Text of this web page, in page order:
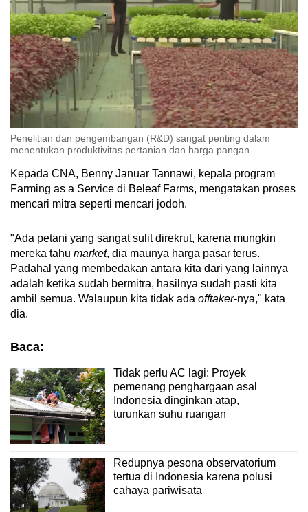
Penelitian dan pengembangan (R&D) sangat penting dalam
menentukan produktivitas pertanian dan harga pangan.
Kepada CNA, Benny Januar Tannawi, kepala program
Farming as a Service di Beleaf Farms, mengatakan proses
mencari mitra seperti mencari jodoh.
"Ada petani yang sangat sulit direkrut, karena mungkin
mereka tahu market, dia maunya harga pasar terus.
Padahal yang membedakan antara kita dari yang lainnya
adalah ketika sudah bermitra, hasilnya sudah pasti kita
ambil semua. Walaupun kita tidak ada offtaker-nya," kata
dia.
Baca:
Tidak perlu AC lagi: Proyek
pemenang penghargaan asal
Indonesia dinginkan atap,
turunkan suhu ruangan
Redupnya pesona observatorium
tertua di Indonesia karena polusi
cahaya pariwisata